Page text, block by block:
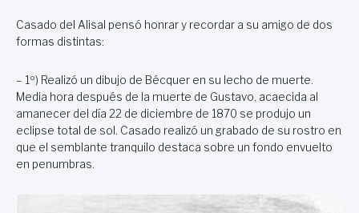
Casado del Alisal pensó honrar y recordar a su amigo de dos
formas distintas:
– 1º) Realizó un dibujo de Bécquer en su lecho de muerte.
Media hora después de la muerte de Gustavo, acaecida al
amanecer del día 22 de diciembre de 1870 se produjo un
eclipse total de sol. Casado realizó un grabado de su rostro en
que el semblante tranquilo destaca sobre un fondo envuelto
en penumbras.